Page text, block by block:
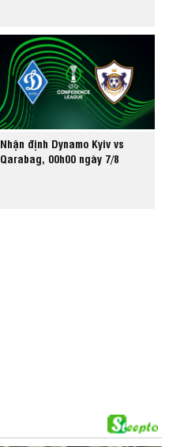
Nhận định Dynamo Kyiv vs
Qarabag, 00h00 ngày 7/8